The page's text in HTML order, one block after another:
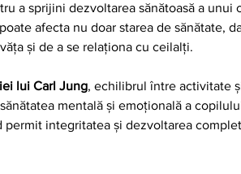
a sprijini dezvoltarea sănătoasă a unui
afecta nu doar starea de sănătate,
și de a se relaționa cu ceilalți.
lui Carl Jung, echilibrul între activitate
mentală și emoțională a
permit integritatea și dezvoltarea